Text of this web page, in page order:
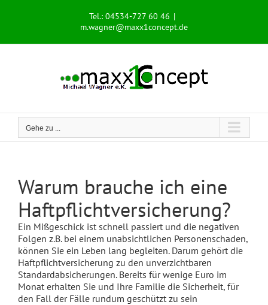
Tel.: 04534-727 60 46 |
m.wagner@maxx1concept.de
Gehe zu ...
Warum brauche ich eine
Haftpflichtversicherung?
Ein Mißgeschick ist schnell passiert und die negativen
Folgen z.B. bei einem unabsichtlichen Personenschaden,
können Sie ein Leben lang begleiten. Darum gehört die
Haftpflichtversicherung zu den unverzichtbaren
Standardabsicherungen. Bereits für wenige Euro im
Monat erhalten Sie und Ihre Familie die Sicherheit, für
den Fall der Fälle rundum geschützt zu sein